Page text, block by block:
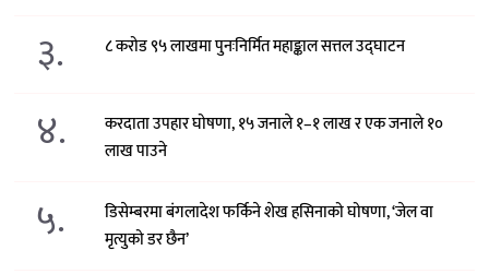
३. ८ करोड ९५ लाखमा पुनःनिर्मित महाङ्काल सत्तल उद्घाटन
४.
करदाता उपहार घोषणा, १५ जनाले १–१ लाख र एक जनाले १०
लाख पाउने
५.
डिसेम्बरमा बंगलादेश फर्किने शेख हसिनाको घोषणा, ‘जेल वा
मृत्युको डर छैन’